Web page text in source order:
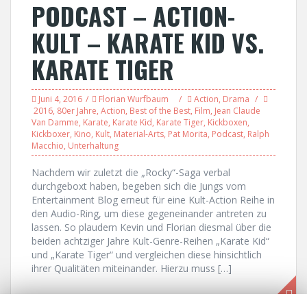
PODCAST – ACTION-
KULT – KARATE KID VS.
KARATE TIGER
Juni 4, 2016 Florian Wurfbaum Action, Drama
2016, 80er Jahre, Action, Best of the Best, Film, Jean Claude
Van Damme, Karate, Karate Kid, Karate Tiger, Kickboxen,
Kickboxer, Kino, Kult, Material-Arts, Pat Morita, Podcast, Ralph
Macchio, Unterhaltung
Nachdem wir zuletzt die „Rocky“-Saga verbal
durchgeboxt haben, begeben sich die Jungs vom
Entertainment Blog erneut für eine Kult-Action Reihe in
den Audio-Ring, um diese gegeneinander antreten zu
lassen. So plaudern Kevin und Florian diesmal über die
beiden achtziger Jahre Kult-Genre-Reihen „Karate Kid“
und „Karate Tiger“ und vergleichen diese hinsichtlich
ihrer Qualitäten miteinander. Hierzu muss […]